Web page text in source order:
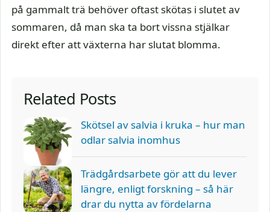
på gammalt trä behöver oftast skötas i slutet av
sommaren, då man ska ta bort vissna stjälkar
direkt efter att växterna har slutat blomma.
Related Posts
Skötsel av salvia i kruka – hur man
odlar salvia inomhus
Trädgårdsarbete gör att du lever
längre, enligt forskning – så här
drar du nytta av fördelarna